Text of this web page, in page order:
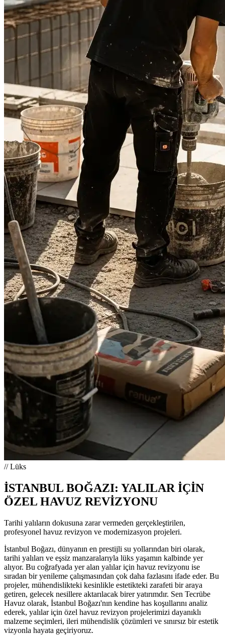
// Lüks
İSTANBUL BOĞAZI: YALILAR İÇİN
ÖZEL HAVUZ REVİZYONU
Tarihi yalıların dokusuna zarar vermeden gerçekleştirilen,
profesyonel havuz revizyon ve modernizasyon projeleri.
İstanbul Boğazı, dünyanın en prestijli su yollarından biri olarak,
tarihi yalıları ve eşsiz manzaralarıyla lüks yaşamın kalbinde yer
alıyor. Bu coğrafyada yer alan yalılar için havuz revizyonu ise
sıradan bir yenileme çalışmasından çok daha fazlasını ifade eder. Bu
projeler, mühendislikteki kesinlikle estetikteki zarafeti bir araya
getiren, gelecek nesillere aktarılacak birer yatırımdır. Sen Tecrübe
Havuz olarak, İstanbul Boğazı'nın kendine has koşullarını analiz
ederek, yalılar için özel havuz revizyon projelerimizi dayanıklı
malzeme seçimleri, ileri mühendislik çözümleri ve sınırsız bir estetik
vizyonla hayata geçiriyoruz.